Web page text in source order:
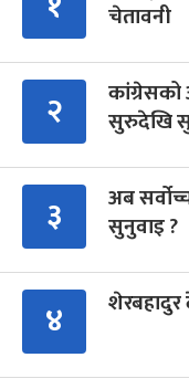
चेतावनी
२
कांग्रेसको
सुरुदेखि
३
अब
सुनुवाइ ?
४